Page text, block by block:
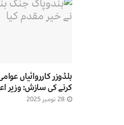
بلڈوزر کارروائیاں
کرنے کی سازش: وزیر